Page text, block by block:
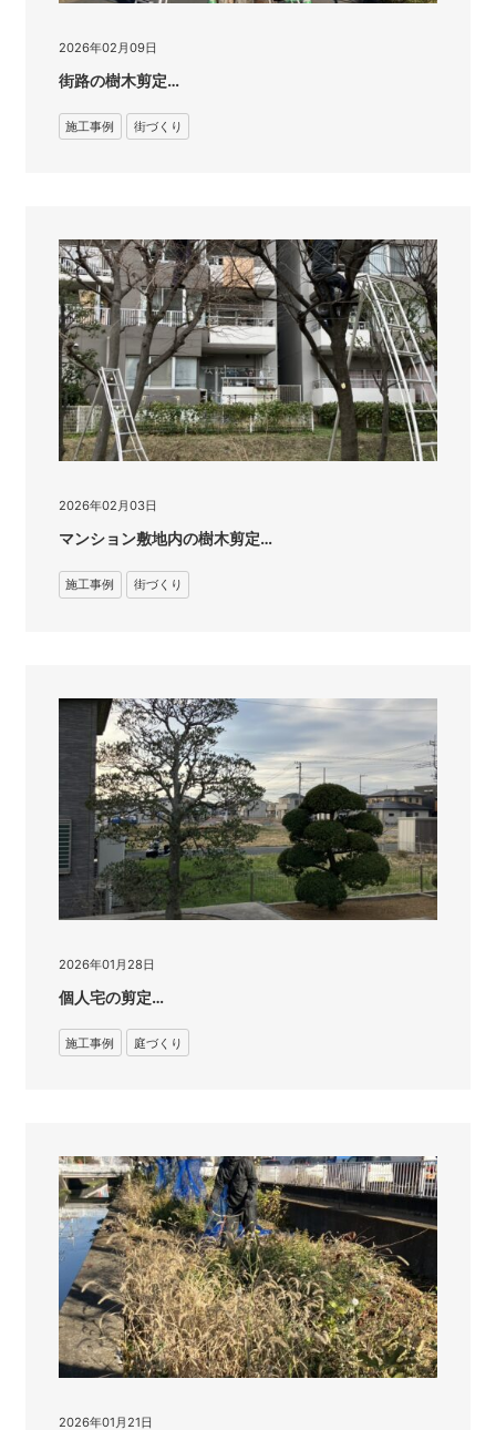
2026年02月09日
街路の樹木剪定…
施工事例 街づくり
2026年02月03日
マンション敷地内の樹木剪定…
施工事例 街づくり
2026年01月28日
個人宅の剪定…
施工事例 庭づくり
2026年01月21日